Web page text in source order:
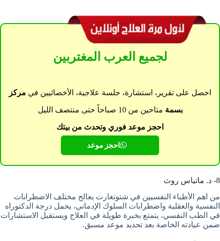
لجميع العرب المغتربين
احصل على تقرير، استشارة، جلسة علاجية، الأخصائيين في مركز
بسمة متاحين من 10 صباحاً حتى منتصف الليل
احجز موعد فوري وتحدث من بيتك
احجز موعد
8- د. ماتياس روث
من اهم الأطباء النفسيين في شتوتغارت يعالج مختلف الاضطرابات
النفسية والعقلية واضطرابات السلوك الإدماني، يحمل درجة الدكتوراه
في الطب النفسي، يتمتع بخبرة طويلة في العلاج ويستقبل الاستشارات
ضمن عيادته الخاصة بعد تحديد موعد مسبق.